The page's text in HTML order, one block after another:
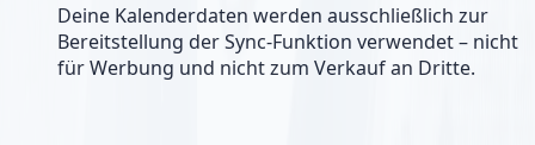
Deine Kalenderdaten werden ausschließlich zur
Bereitstellung der Sync-Funktion verwendet – nicht
für Werbung und nicht zum Verkauf an Dritte.